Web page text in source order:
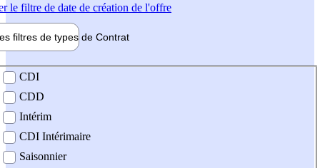
le filtre de date de création de l'offre
filtres de types de Contrat
contrat
CDI
CDD
Intérim
CDI Intérimaire
Saisonnier